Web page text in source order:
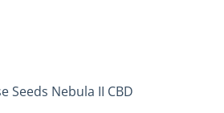
Seeds Nebula II CBD